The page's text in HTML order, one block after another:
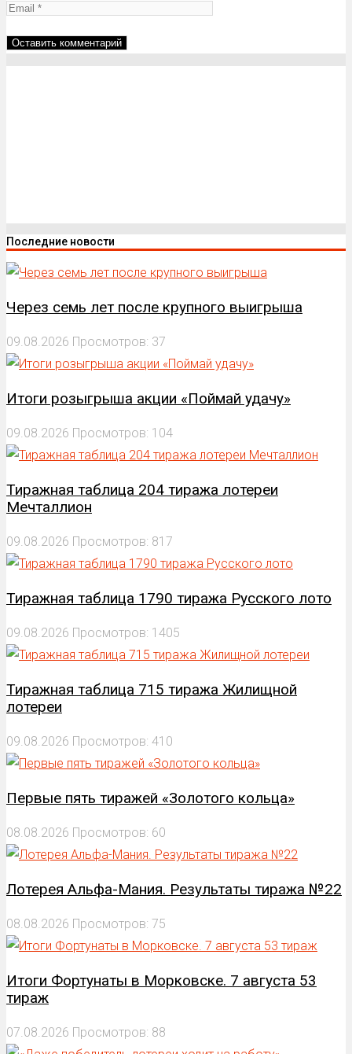
Последние новости
Через семь лет после крупного выигрыша
09.08.2026 Просмотров: 37
Итоги розыгрыша акции «Поймай удачу»
09.08.2026 Просмотров: 104
Тиражная таблица 204 тиража лотереи
Мечталлион
09.08.2026 Просмотров: 817
Тиражная таблица 1790 тиража Русского лото
09.08.2026 Просмотров: 1405
Тиражная таблица 715 тиража Жилищной
лотереи
09.08.2026 Просмотров: 410
Первые пять тиражей «Золотого кольца»
08.08.2026 Просмотров: 60
Лотерея Альфа-Мания. Результаты тиража №22
08.08.2026 Просмотров: 75
Итоги Фортунаты в Морковске. 7 августа 53
тираж
07.08.2026 Просмотров: 88